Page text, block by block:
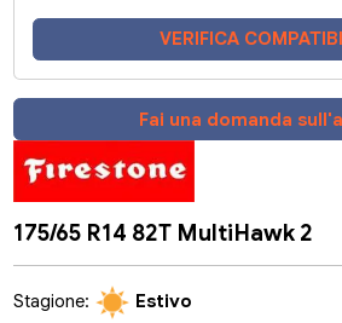
VERIFICA
Fai una domanda
175/65 R14 82T MultiHawk 2
Stagione:
Estivo